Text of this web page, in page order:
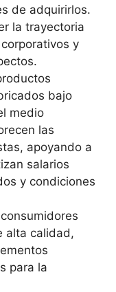
de adquirirlos.
la trayectoria
y
bajo
medio
las
apoyando a
salarios
y condiciones
alta calidad,
para la